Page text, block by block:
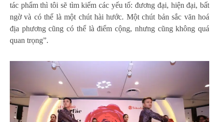
tác phẩm thì tôi sẽ tìm kiếm các yếu tố: đương đại, hiện đại, bất
ngờ và có thể là một chút hài hước. Một chút bản sắc văn hoá
địa phương cũng có thể là điểm cộng, nhưng cũng không quá
quan trọng”.